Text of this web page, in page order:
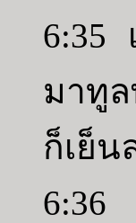
6:35
มาทู
ก็เย็น
6:36